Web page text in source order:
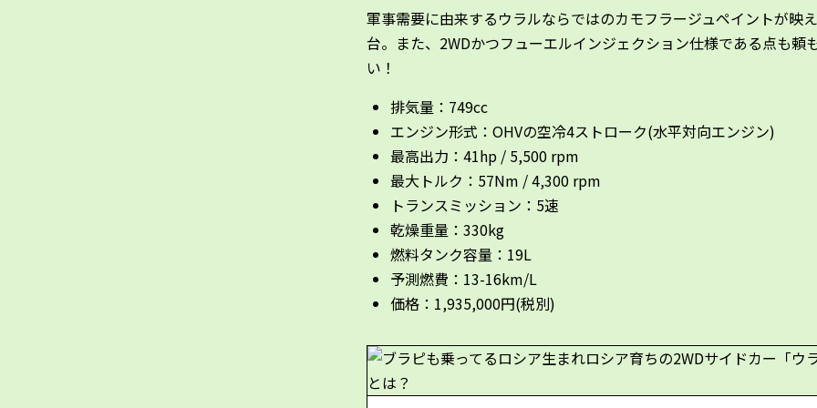
軍事需要に由来するウラルならではのカモフラージュペイントが映
台。また、2WDかつフューエルインジェクション仕様である点も頼
い！
排気量：749cc
エンジン形式：OHVの空冷4ストローク(水平対向エンジン)
最高出力：41hp / 5,500 rpm
最大トルク：57Nm / 4,300 rpm
トランスミッション：5速
乾燥重量：330kg
燃料タンク容量：19L
予測燃費：13-16km/L
価格：1,935,000円(税別)